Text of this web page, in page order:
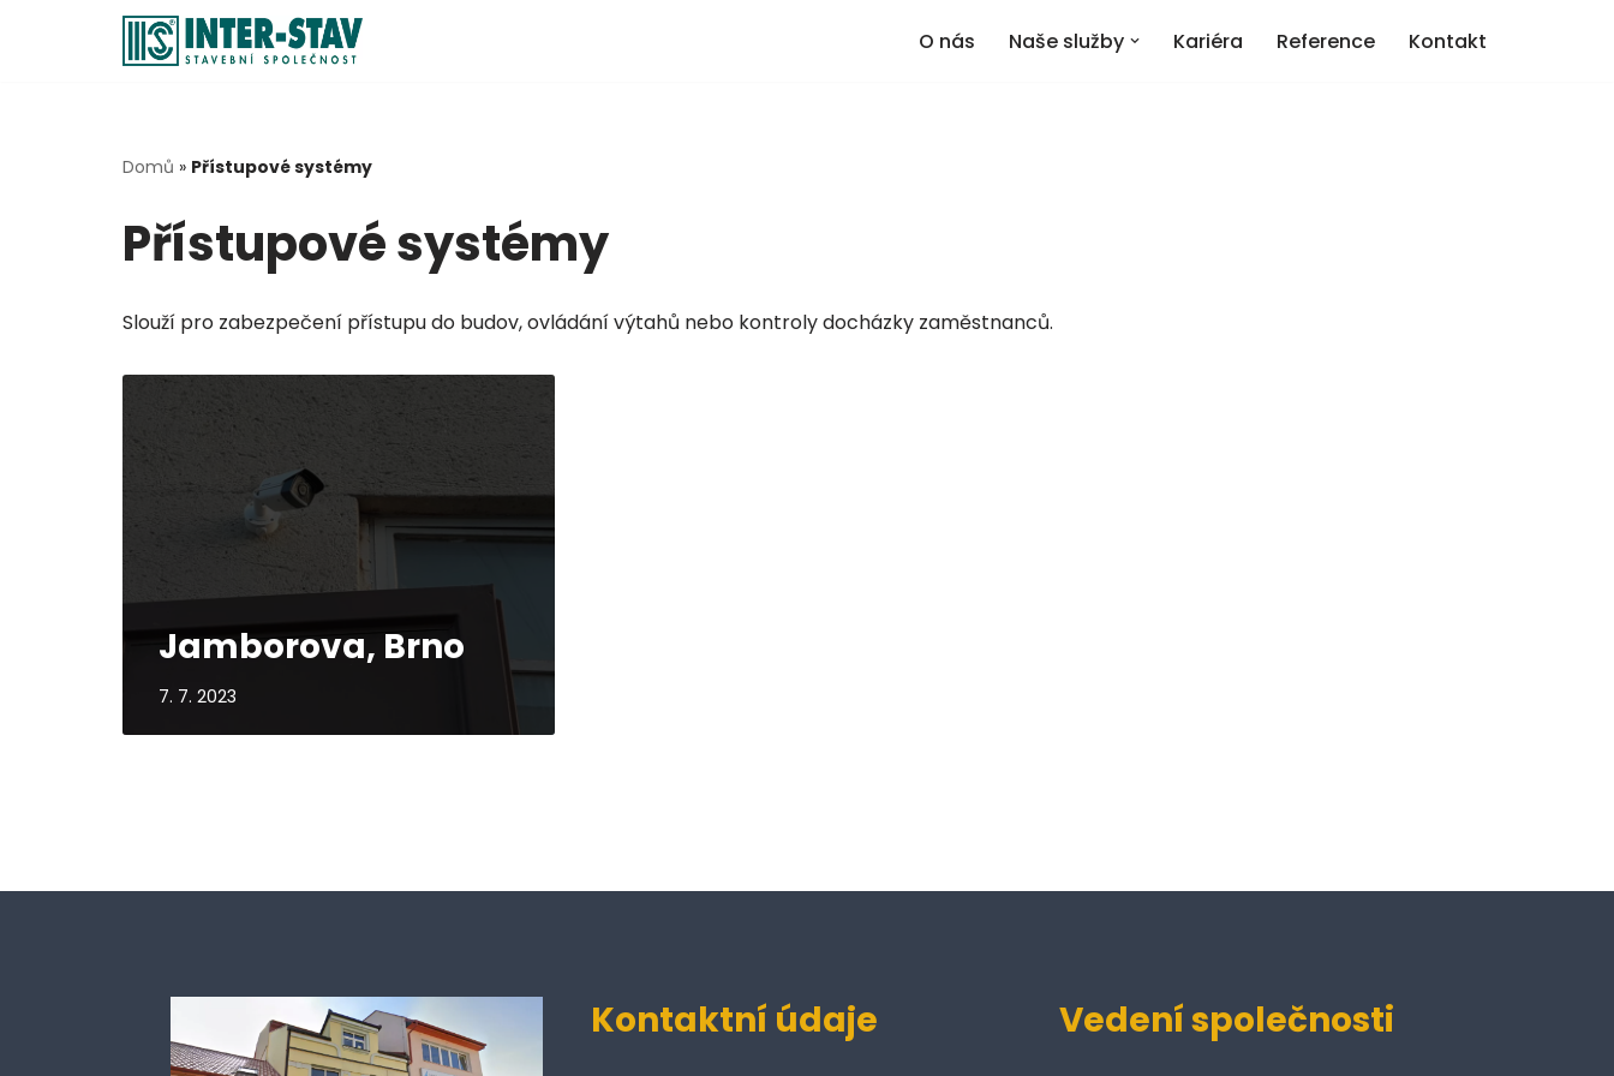
O nás Naše služby Kariéra Reference Kontakt
Domů » Přístupové systémy
Přístupové systémy
Slouží pro zabezpečení přístupu do budov, ovládání výtahů nebo kontroly docházky zaměstnanců.
Jamborova, Brno
7. 7. 2023
Kontaktní údaje Vedení společnosti